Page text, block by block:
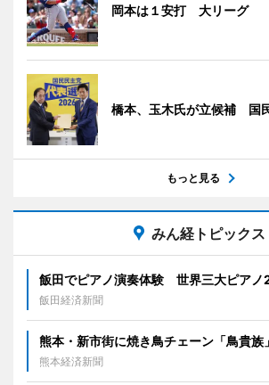
岡本は１安打 大リーグ
橋本、玉木氏が立候補 国
もっと見る
みん経トピックス
飯田でピアノ演奏体験 世界三大ピアノ
飯田経済新聞
熊本・新市街に焼き鳥チェーン「鳥貴
熊本経済新聞